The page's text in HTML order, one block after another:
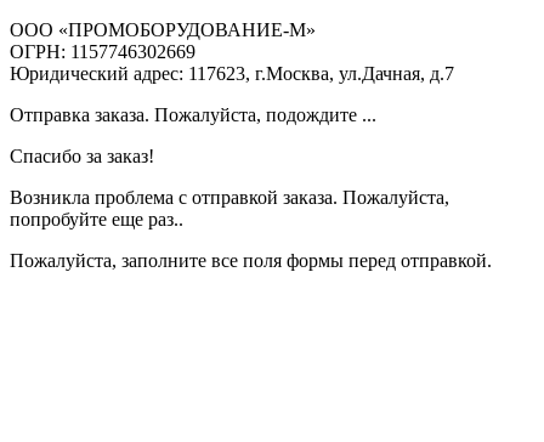
ООО «ПРОМОБОРУДОВАНИЕ-М»
ОГРН: 1157746302669
Юридический адрес: 117623, г.Москва, ул.Дачная, д.7
Отправка заказа. Пожалуйста, подождите ...
Спасибо за заказ!
Возникла проблема с отправкой заказа. Пожалуйста,
попробуйте еще раз..
Пожалуйста, заполните все поля формы перед отправкой.